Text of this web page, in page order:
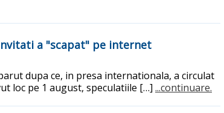
a "scapat" pe internet
dupa ce, in presa internationala, a circulat
loc pe 1 august, speculatiile […] ...continuare.